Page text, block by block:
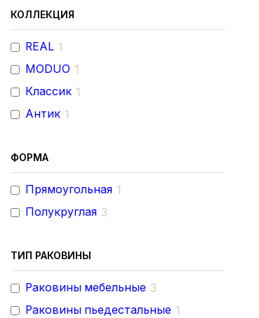
КОЛЛЕКЦИЯ
REAL 1
MODUO 1
Классик 1
Антик 1
ФОРМА
Прямоугольная 1
Полукруглая 3
ТИП РАКОВИНЫ
Раковины мебельные 3
Раковины пьедестальные 1